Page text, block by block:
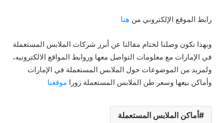
رابط الموقع الإلكتروني من هنا
وبهذا نكون وصلنا لختام مقالنا عن أبرز شركات الملابس المستعملة
في الإمارات مع معلومات التواصل معها وروابط المواقع الالكترونيه،
ولمزيد من الموضوعات حول الملابس المستعملة في الإمارات
وأماكن بيعها وسعر طن الملابس المستعملة زورا موقعنا
أماكن الملابس المستعملة